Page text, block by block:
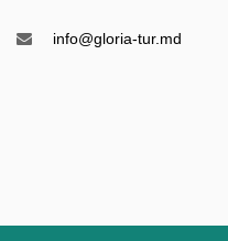
info@gloria-tur.md